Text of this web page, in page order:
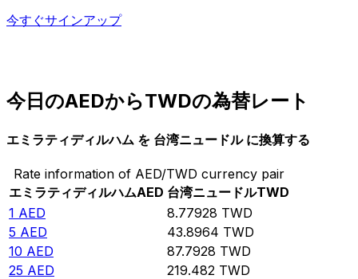
今すぐサインアップ
今日のAEDからTWDの為替レート
エミラティディルハム を 台湾ニュードル に換算する
Rate information of AED/TWD currency pair
エミラティディルハムAED 台湾ニュードルTWD
1 AED 8.77928 TWD
5 AED 43.8964 TWD
10 AED 87.7928 TWD
25 AED 219.482 TWD